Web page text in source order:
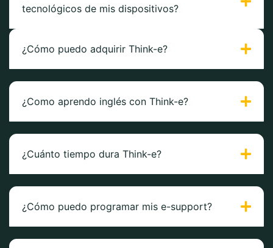
¿Cómo puedo adquirir Think-e?
¿Como aprendo inglés con Think-e?
¿Cuánto tiempo dura Think-e?
¿Cómo puedo programar mis e-support?
tecnológicos de mis dispositivos?